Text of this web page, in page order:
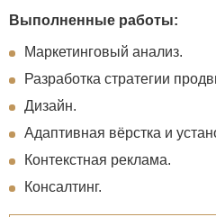
Выполненные работы:
Маркетинговый анализ.
Разработка стратегии
Дизайн.
Адаптивная вёрстка и
Контекстная реклама.
Консалтинг.